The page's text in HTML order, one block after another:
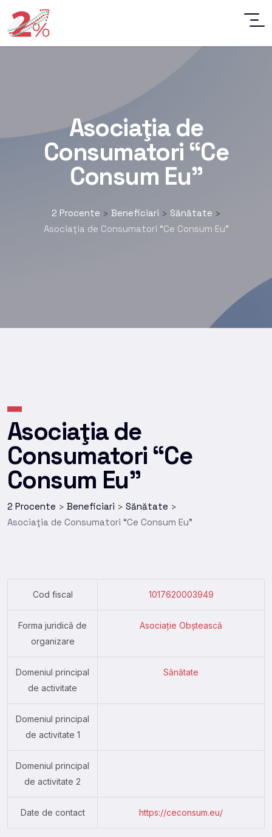
Asociaţia de
Consumatori “Ce
Consum Eu”
2 Procente > Beneficiari > Sănătate >
Asociaţia de Consumatori “Ce Consum Eu”
Asociaţia de
Consumatori “Ce
Consum Eu”
2 Procente > Beneficiari > Sănătate >
Asociaţia de Consumatori “Ce Consum Eu”
Cod fiscal 1017620003949
Forma juridică de
organizare
Asociație Obștească
Domeniul principal
de activitate
Sănătate
Domeniul principal
de activitate 1
Domeniul principal
de activitate 2
Date de contact https://ceconsum.eu/